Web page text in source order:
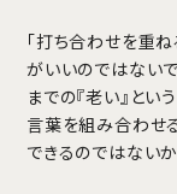
「打ち合わせを重
がいいのではない
までの『老い』とい
言葉を組み合わせ
できるのではない